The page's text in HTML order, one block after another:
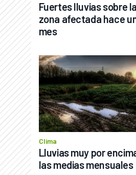
Fuertes lluvias sobre la
zona afectada hace
mes
Clima
Lluvias muy por
las medias mensuales